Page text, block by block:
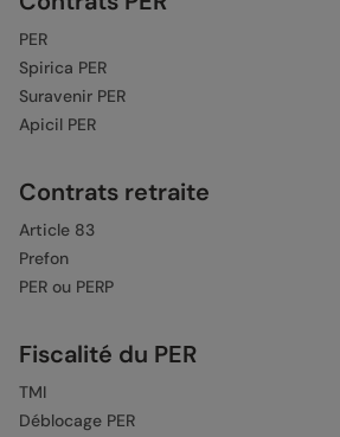
PER
Spirica PER
Suravenir PER
Apicil PER
Contrats retraite
Article 83
Prefon
PER ou PERP
Fiscalité du PER
TMI
Déblocage PER